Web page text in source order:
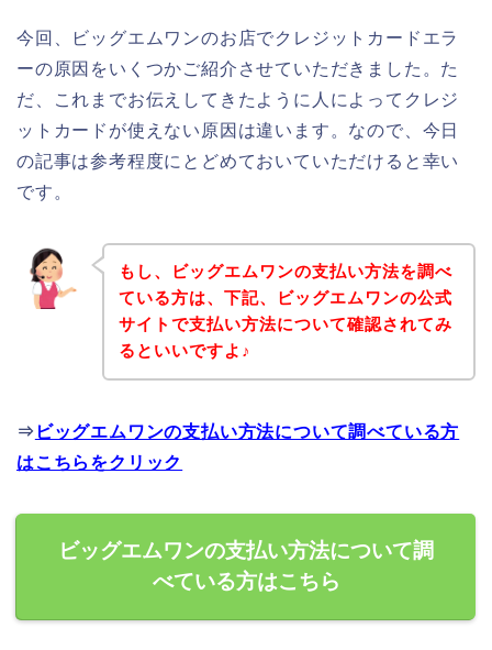
今回、ビッグエムワンのお店でクレジットカードエラ
ーの原因をいくつかご紹介させていただきました。た
だ、これまでお伝えしてきたように人によってクレジ
ットカードが使えない原因は違います。なので、今日
の記事は参考程度にとどめておいていただけると幸い
です。
もし、ビッグエムワンの支払い方法を調べ
ている方は、下記、ビッグエムワンの公式
サイトで支払い方法について確認されてみ
るといいですよ♪
⇒ ビッグエムワンの支払い方法について調べている方
はこちらをクリック
ビッグエムワンの支払い方法について調
べている方はこちら